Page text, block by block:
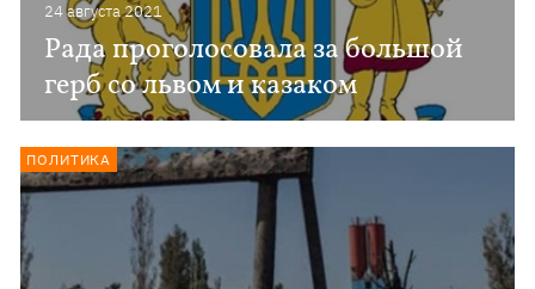
24 августа 2021
Рада проголосовала за большой
герб со львом и казаком
ПОЛИТИКА